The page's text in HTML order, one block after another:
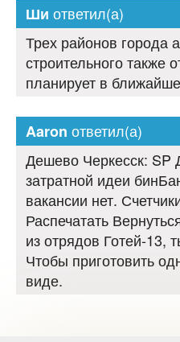
Ши ответил(а)
Трех районов
строительного также
планирует в
Aaron ответил(а)
Дешево Черкесск: SP
затратной идеи
вакансии нет.
Распечатать
из отрядов Готей-13,
Чтобы приготовить
виде.